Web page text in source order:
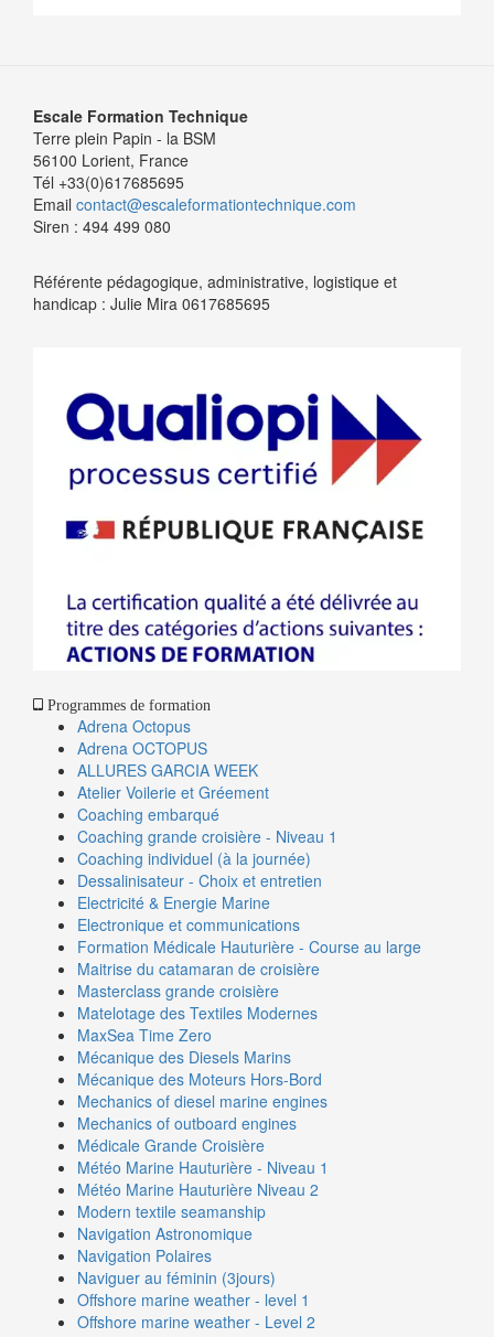
Escale Formation Technique
Terre plein Papin - la BSM
56100 Lorient, France
Tél +33(0)617685695
Email contact@escaleformationtechnique.com
Siren : 494 499 080
Référente pédagogique, administrative, logistique et
handicap : Julie Mira 0617685695
Programmes de formation
Adrena Octopus
Adrena OCTOPUS
ALLURES GARCIA WEEK
Atelier Voilerie et Gréement
Coaching embarqué
Coaching grande croisière - Niveau 1
Coaching individuel (à la journée)
Dessalinisateur - Choix et entretien
Electricité & Energie Marine
Electronique et communications
Formation Médicale Hauturière - Course au large
Maitrise du catamaran de croisière
Masterclass grande croisière
Matelotage des Textiles Modernes
MaxSea Time Zero
Mécanique des Diesels Marins
Mécanique des Moteurs Hors-Bord
Mechanics of diesel marine engines
Mechanics of outboard engines
Médicale Grande Croisière
Météo Marine Hauturière - Niveau 1
Météo Marine Hauturière Niveau 2
Modern textile seamanship
Navigation Astronomique
Navigation Polaires
Naviguer au féminin (3jours)
Offshore marine weather - level 1
Offshore marine weather - Level 2